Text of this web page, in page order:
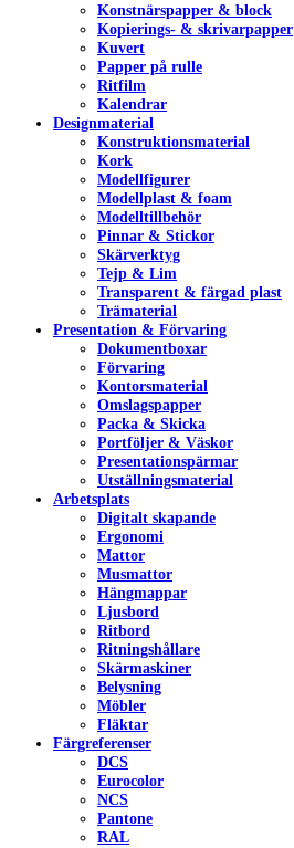
Konstnärspapper & block
Kopierings- & skrivarpapper
Kuvert
Papper på rulle
Ritfilm
Kalendrar
Designmaterial
Konstruktionsmaterial
Kork
Modellfigurer
Modellplast & foam
Modelltillbehör
Pinnar & Stickor
Skärverktyg
Tejp & Lim
Transparent & färgad plast
Trämaterial
Presentation & Förvaring
Dokumentboxar
Förvaring
Kontorsmaterial
Omslagspapper
Packa & Skicka
Portföljer & Väskor
Presentationspärmar
Utställningsmaterial
Arbetsplats
Digitalt skapande
Ergonomi
Mattor
Musmattor
Hängmappar
Ljusbord
Ritbord
Ritningshållare
Skärmaskiner
Belysning
Möbler
Fläktar
Färgreferenser
DCS
Eurocolor
NCS
Pantone
RAL